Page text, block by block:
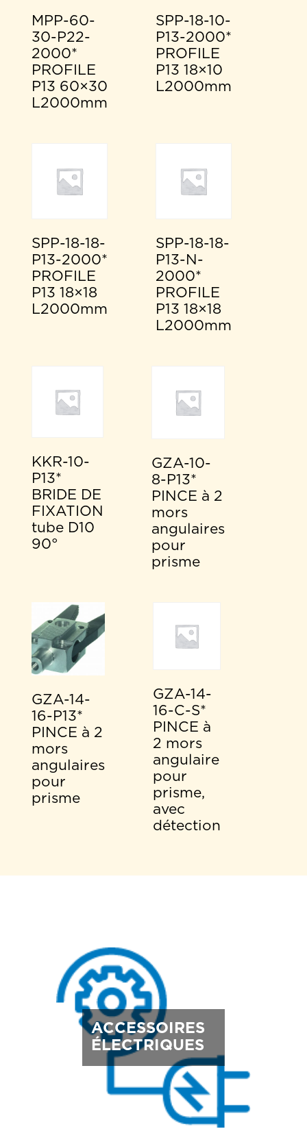
MPP-60-
30-P22-
2000*
PROFILE
P13 60×30
L2000mm
SPP-18-10-
P13-2000*
PROFILE
P13 18×10
L2000mm
SPP-18-18-
P13-2000*
PROFILE
P13 18×18
L2000mm
SPP-18-18-
P13-N-
2000*
PROFILE
P13 18×18
L2000mm
KKR-10-
P13*
BRIDE DE
FIXATION
tube D10
90°
GZA-10-
8-P13*
PINCE à 2
mors
angulaires
pour
prisme
GZA-14-
16-P13*
PINCE à 2
mors
angulaires
pour
prisme
GZA-14-
16-C-S*
PINCE à
2 mors
angulaire
pour
prisme,
avec
détection
ACCESSOIRES
ÉLECTRIQUES